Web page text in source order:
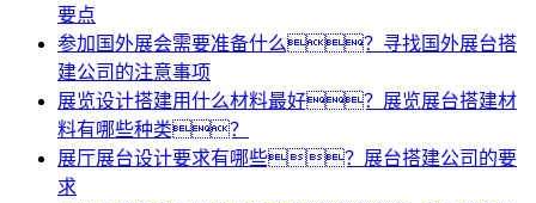
要点
参加国外展会需要准备什么？寻找国外展台搭
建公司的注意事项
展览设计搭建用什么材料最好？展览展台搭建材
料有哪些种类？
展厅展台设计要求有哪些？展台搭建公司的要
求